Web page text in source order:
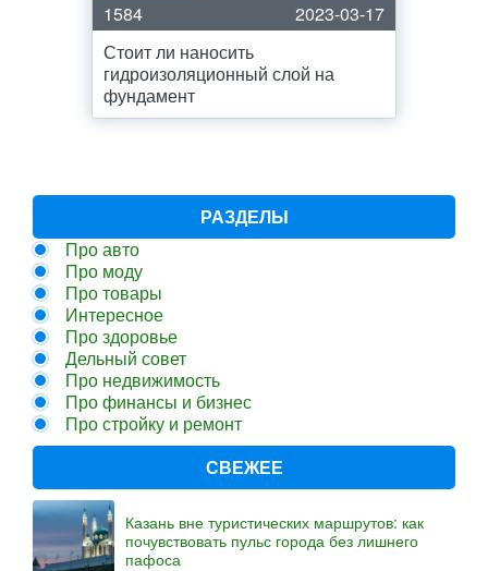
1584
2023-03-17
Стоит ли наносить
гидроизоляционный слой на
фундамент
РАЗДЕЛЫ
Про авто
Про моду
Про товары
Интересное
Про здоровье
Дельный совет
Про недвижимость
Про финансы и бизнес
Про стройку и ремонт
СВЕЖЕЕ
Казань вне туристических маршрутов: как
почувствовать пульс города без лишнего
пафоса